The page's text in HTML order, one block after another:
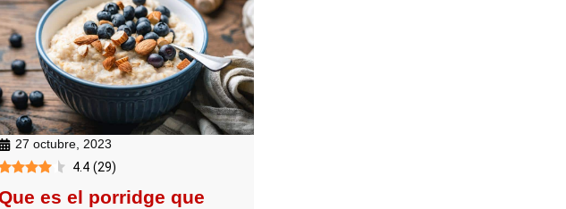
27 octubre, 2023
4.4 (29)
es el porridge que